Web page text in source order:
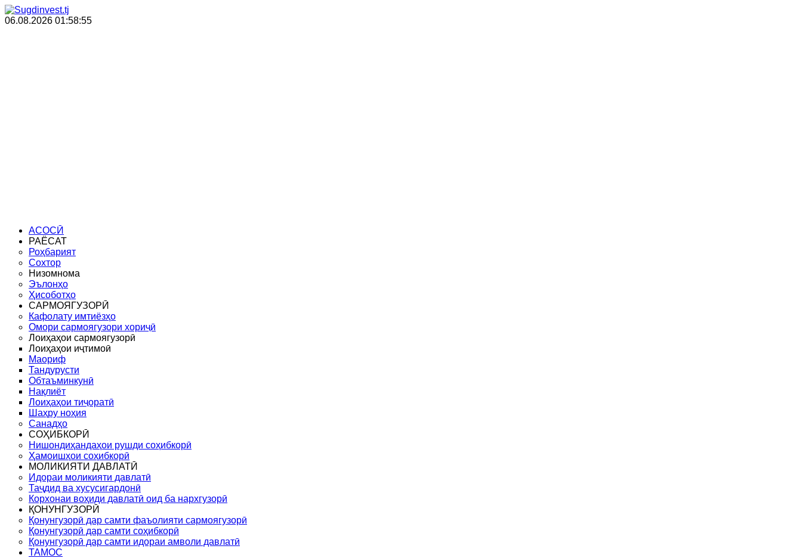
06.08.2026 01:58:55
АСОСӢ
РАЁСАТ
Роҳбарият
Сохтор
Низомнома
Эълонҳо
Ҳисоботҳо
САРМОЯГУЗОРӢ
Кафолату имтиёзҳо
Омори сармоягузори хориҷӣ
Лоиҳаҳои сармоягузорӣ
Лоиҳаҳои иҷтимоӣ
Маориф
Тандурусти
Обтаъминкунӣ
Нақлиёт
Лоиҳаҳои тиҷоратӣ
Шаҳру ноҳия
Санадҳо
СОҲИБКОРӢ
Нишондиҳандаҳои рушди соҳибкорӣ
Ҳамоишҳои соҳибкорӣ
МОЛИКИЯТИ ДАВЛАТӢ
Идораи моликияти давлатӣ
Таҷдид ва хусусигардонӣ
Корхонаи воҳиди давлатӣ оид ба нархгузорӣ
ҚОНУНГУЗОРӢ
Қонунгузорӣ дар самти фаъолияти сармоягузорӣ
Қонунгузорӣ дар самти соҳибкорӣ
Қонунгузорӣ дар самти идораи амволи давлатӣ
ТАМОС